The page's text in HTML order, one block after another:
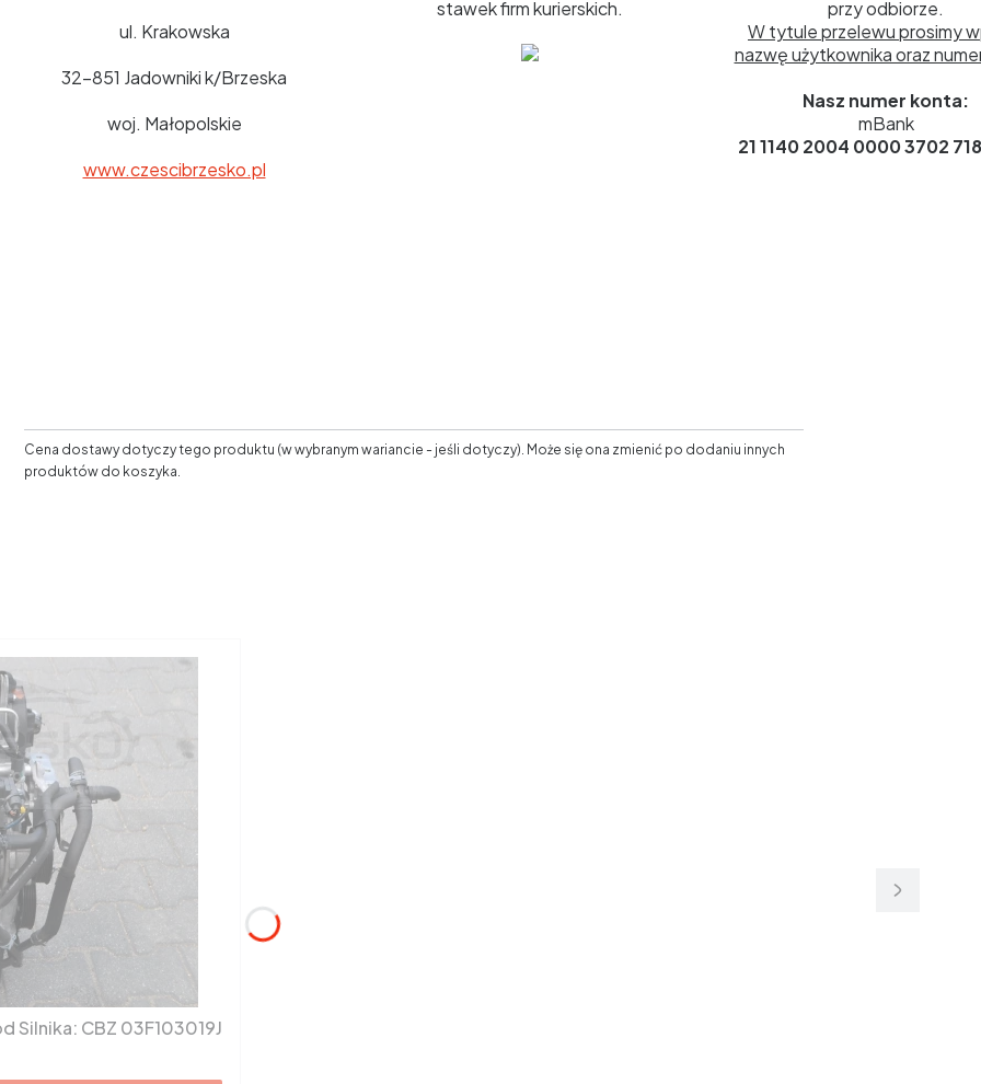
ul. Krakowska
32-851 Jadowniki k/Brzeska
woj. Małopolskie
www.czescibrzesko.pl
stawek firm kurierskich.
przy odbiorze.
W tytule przelewu prosimy
nazwę użytkownika oraz
Nasz numer konta:
mBank
21 1140 2004 0000 3702
Cena dostawy dotyczy tego produktu (w wybranym wariancie - jeśli dotyczy). Może się ona zmienić po dodaniu innych
produktów do koszyka.
Silnik VW Polo, Skoda Fabia 1.2 TSI CBZ Kod Silnika: CBZ 03F103019J